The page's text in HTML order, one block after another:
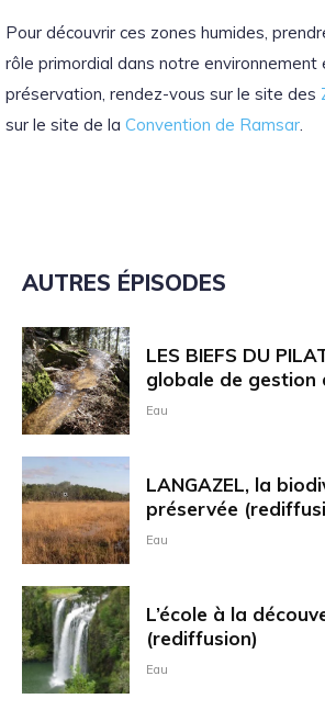
Pour découvrir ces zones humides,
rôle primordial dans notre
préservation, rendez-vous sur le site des
sur le site de la Convention de Ramsar.
AUTRES ÉPISODES
LES BIEFS DU
globale de gestion
Eau
LANGAZEL, la
préservée
Eau
L’école à la
(rediffusion)
Eau